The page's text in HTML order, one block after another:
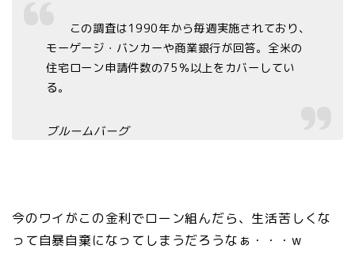
この調査は1990年から毎週実施されており、
モーゲージ・バンカーや商業銀行が回答。全米の
住宅ローン申請件数の75％以上をカバーしてい
る。
ブルームバーグ
今のワイがこの金利でローン組んだら、生活苦しくな
って自暴自棄になってしまうだろうなぁ・・・w